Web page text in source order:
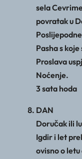
sela
povratak u
Pasha s
Proslava
Noćenje.
3 sata hoda
DAN
Doručak ili
Igdir i let
ovisno o